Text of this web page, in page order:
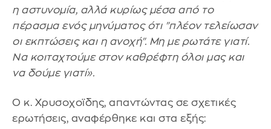
η αστυνομία, αλλά κυρίως μέσα από το
πέρασμα ενός μηνύματος ότι "πλέον τελείωσαν
οι εκπτώσεις και η ανοχή". Μη με ρωτάτε γιατί.
Να κοιταχτούμε στον καθρέφτη όλοι μας και
να δούμε γιατί».
Ο κ. Χρυσοχοϊδης, απαντώντας σε σχετικές
ερωτήσεις, αναφέρθηκε και στα εξής: